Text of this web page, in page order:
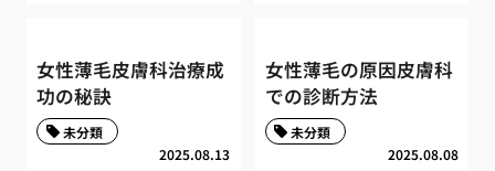
女性薄毛皮膚科治療成
功の秘訣
2025.08.13
未分類
女性薄毛の原因皮膚科
での診断方法
2025.08.08
未分類